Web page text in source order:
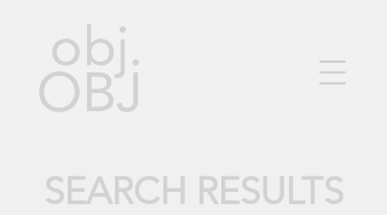
SEARCH RESULTS